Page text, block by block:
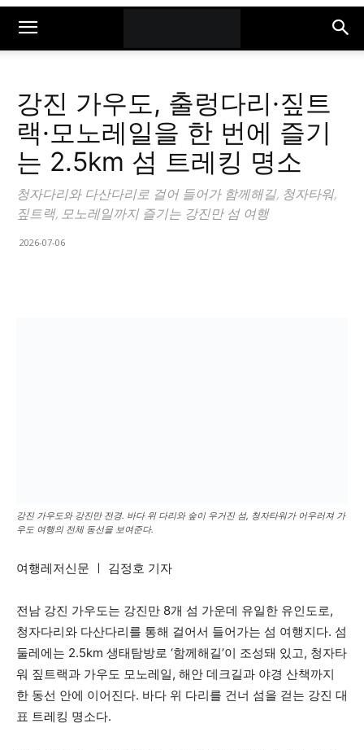
강진 가우도, 출렁다리·짚트
랙·모노레일을 한 번에 즐기
는 2.5km 섬 트레킹 명소
청자다리와 다산다리로 걸어 들어가 함께해길, 청자타워,
짚트랙, 모노레일까지 즐기는 강진만 섬 여행
2026-07-06
강진 가우도와 강진만 전경. 바다 위 다리와 숲이 우거진 섬, 청자타워가 어우러져 가
우도 여행의 전체 동선을 보여준다.
여행레저신문 ㅣ 김정호 기자
전남 강진 가우도는 강진만 8개 섬 가운데 유일한 유인도로,
청자다리와 다산다리를 통해 걸어서 들어가는 섬 여행지다. 섬
둘레에는 2.5km 생태탐방로 ‘함께해길’이 조성돼 있고, 청자타
워 짚트랙과 가우도 모노레일, 해안 데크길과 야경 산책까지
한 동선 안에 이어진다. 바다 위 다리를 건너 섬을 걷는 강진 대
표 트레킹 명소다.